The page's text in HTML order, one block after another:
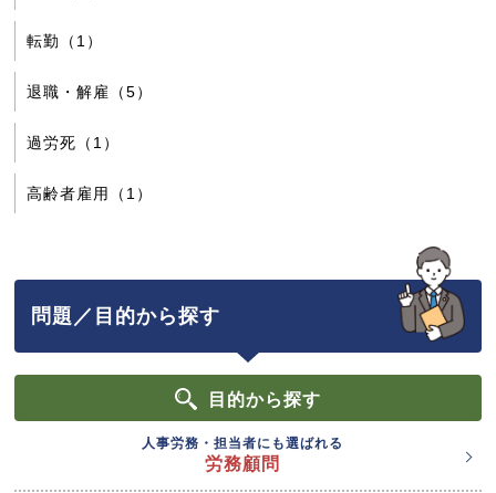
転勤（1）
退職・解雇（5）
過労死（1）
高齢者雇用（1）
問題／目的から探す
目的から探す
人事労務・担当者にも選ばれる
労務顧問